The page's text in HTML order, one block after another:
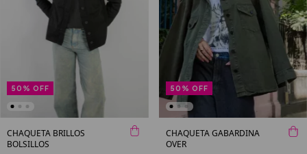
50 % OFF
CHAQUETA BRILLOS
BOLSILLOS
50 % OFF
CHAQUETA GABARDINA
OVER